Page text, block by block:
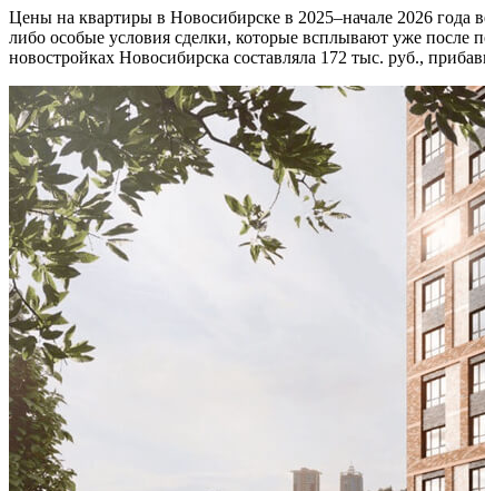
Цены на квартиры в Новосибирске в 2025–начале 2026 года
либо особые условия сделки, которые всплывают уже после
новостройках Новосибирска составляла 172 тыс. руб.,